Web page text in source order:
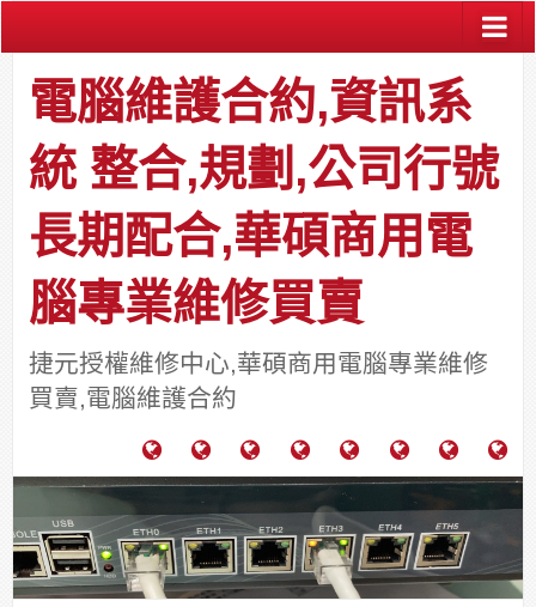
電腦維護合約,資訊系
統 整合,規劃,公司行號
長期配合,華碩商用電
腦專業維修買賣
捷元授權維修中心,華碩商用電腦專業維修
買賣,電腦維護合約
腦
護
合
約
功
例
分
享
於
力
通
通
報
關
系
統
視
系
統
安
舍
網
路/
大
樓
中
料
件
區
團
法
台
中